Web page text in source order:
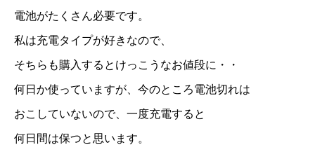
電池がたくさん必要です。
私は充電タイプが好きなので、
そちらも購入するとけっこうなお値段に・・
何日か使っていますが、今のところ電池切れは
おこしていないので、一度充電すると
何日間は保つと思います。